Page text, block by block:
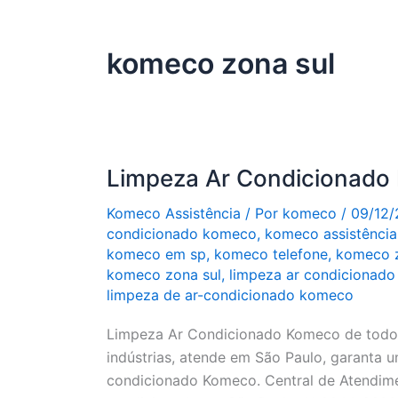
komeco zona sul
Limpeza Ar Condicionado
Komeco Assistência / Por komeco / 09/12/
condicionado komeco, komeco
komeco em sp, komeco telefone, komeco
komeco zona sul, limpeza ar
limpeza de ar-condicionado komeco
Limpeza Ar Condicionado Komeco de
indústrias, atende em São Paulo, garanta
condicionado Komeco. Central de